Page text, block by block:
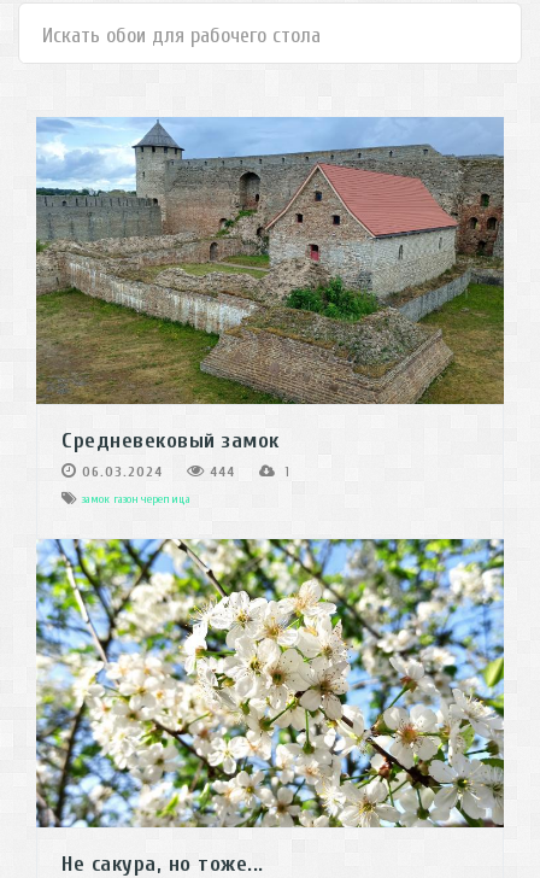
Средневековый замок
06.03.2024 444 1
замок газон черепица
Не сакура, но тоже...